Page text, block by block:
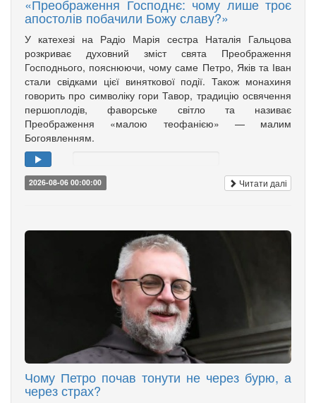
«Преображення Господнє: чому лише троє
апостолів побачили Божу славу?»
У катехезі на Радіо Марія сестра Наталія Гальцова
розкриває духовний зміст свята Преображення
Господнього, пояснюючи, чому саме Петро, Яків та Іван
стали свідками цієї виняткової події. Також монахиня
говорить про символіку гори Тавор, традицію освячення
першоплодів, фаворське світло та називає
Преображення «малою теофанією» — малим
Богоявленням.
2026-08-06 00:00:00 Читати далі
Чому Петро почав тонути не через бурю, а
через страх?